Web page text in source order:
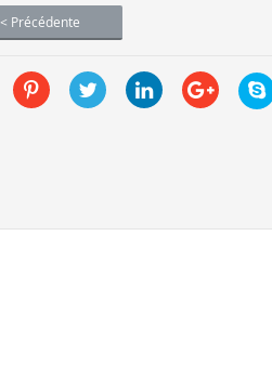
< Précédente